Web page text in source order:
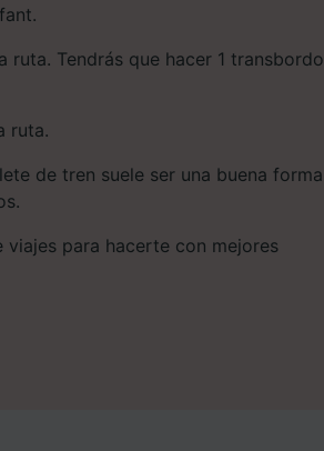
ruta. Tendrás que hacer 1 transbordo
ruta.
de tren suele ser una buena forma
para hacerte con mejores